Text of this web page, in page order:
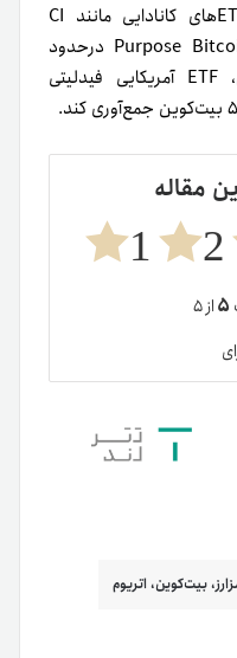
ارزش دارایی‌های دراختیار تمام ETFهای کانادایی مانند CI
Galaxy Bitcoin ETF و Purpose Bitcoin ETF درحدود
۵۵,۰۱۶ بیت‌کوین است. همچنین، ETF‌ آمریکایی فیدلیتی
مقاله
2
1
۵از ۵
بیت‌کوین، اتریوم